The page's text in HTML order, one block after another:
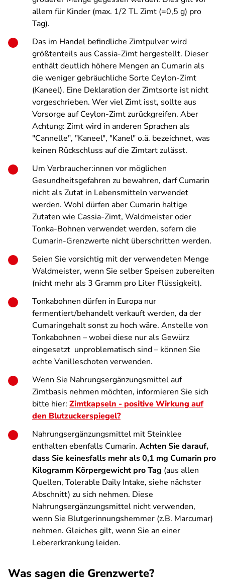
allem für Kinder (max. 1/2 TL Zimt (=0,5 g) pro
Tag).
Das im Handel befindliche Zimtpulver wird
größtenteils aus Cassia-Zimt hergestellt. Dieser
enthält deutlich höhere Mengen an Cumarin als
die weniger gebräuchliche Sorte Ceylon-Zimt
(Kaneel). Eine Deklaration der Zimtsorte ist nicht
vorgeschrieben. Wer viel Zimt isst, sollte aus
Vorsorge auf Ceylon-Zimt zurückgreifen. Aber
Achtung: Zimt wird in anderen Sprachen als
"Cannelle", "Kaneel", "Kanel" o.ä. bezeichnet, was
keinen Rückschluss auf die Zimtart zulässt.
Um Verbraucher:innen vor möglichen
Gesundheitsgefahren zu bewahren, darf Cumarin
nicht als Zutat in Lebensmitteln verwendet
werden. Wohl dürfen aber Cumarin haltige
Zutaten wie Cassia-Zimt, Waldmeister oder
Tonka-Bohnen verwendet werden, sofern die
Cumarin-Grenzwerte nicht überschritten werden.
Seien Sie vorsichtig mit der verwendeten Menge
Waldmeister, wenn Sie selber Speisen zubereiten
(nicht mehr als 3 Gramm pro Liter Flüssigkeit).
Tonkabohnen dürfen in Europa nur
fermentiert/behandelt verkauft werden, da der
Cumaringehalt sonst zu hoch wäre. Anstelle von
Tonkabohnen – wobei diese nur als Gewürz
eingesetzt unproblematisch sind – können Sie
echte Vanilleschoten verwenden.
Wenn Sie Nahrungs­ergänzungs­mittel auf
Zimtbasis nehmen möchten, informieren Sie sich
bitte hier: Zimtkapseln - positive Wirkung auf
den Blutzuckerspiegel?
Nahrungsergänzungsmittel mit Steinklee
enthalten ebenfalls Cumarin. Achten Sie darauf,
dass Sie keinesfalls mehr als 0,1 mg Cumarin pro
Kilogramm Körpergewicht pro Tag (aus allen
Quellen, Tolerable Daily Intake, siehe nächster
Abschnitt) zu sich nehmen. Diese
Nahrungsergänzungsmittel nicht verwenden,
wenn Sie Blutgerinnungshemmer (z.B. Marcumar)
nehmen. Gleiches gilt, wenn Sie an einer
Lebererkrankung leiden.
Was sagen die Grenzwerte?